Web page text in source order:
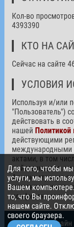
Кол-во
4393390
КТО НА
Сейчас на сайте
УСЛОВИЯ
Используя и/или
"Пользователь")
действовать в
нашей Политикой
действующими
международными
актами, в том
действующего
Администрация
момент изменять
© 2026. Дизайн
Для того, чтобы
услуги, мы
Вашем
то, что Вы
нашем сайте.
своего браузера.